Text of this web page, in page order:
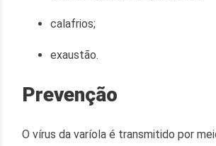
calafrios;
exaustão.
Prevenção
O vírus da varíola é transmitido por